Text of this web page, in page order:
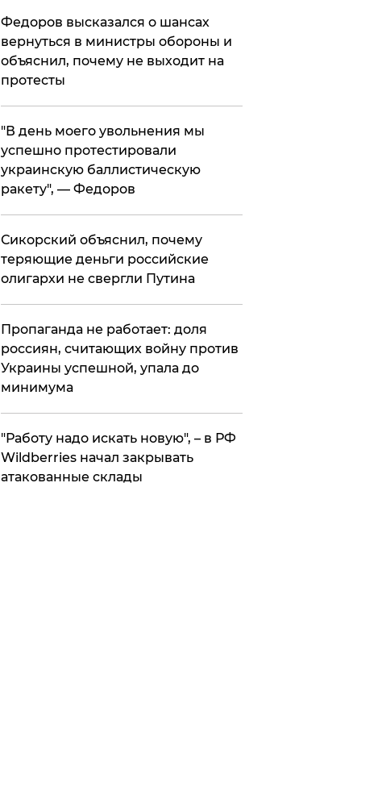
Федоров высказался о шансах
вернуться в министры обороны и
объяснил, почему не выходит на
протесты
​"В день моего увольнения мы
успешно протестировали
украинскую баллистическую
ракету", — Федоров
Сикорский объяснил, почему
теряющие деньги российские
олигархи не свергли Путина
​Пропаганда не работает: доля
россиян, считающих войну против
Украины успешной, упала до
минимума
"Работу надо искать новую", – в РФ
Wildberries начал закрывать
атакованные склады